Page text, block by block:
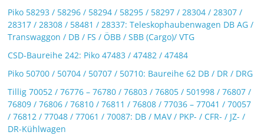
Piko 58293 / 58296 / 58294 / 58295 / 58297 / 28304 / 28307 /
28317 / 28308 / 58481 / 28337: Teleskophaubenwagen DB AG /
Transwaggon / DB / FS / ÖBB / SBB (Cargo)/ VTG
CSD-Baureihe 242: Piko 47483 / 47482 / 47484
Piko 50700 / 50704 / 50707 / 50710: Baureihe 62 DB / DR / DRG
Tillig 70052 / 76776 – 76780 / 76803 / 76805 / 501998 / 76807 /
76809 / 76806 / 76810 / 76811 / 76808 / 77036 – 77041 / 70057
/ 76812 / 77048 / 77061 / 70087: DB / MAV / PKP- / CFR- / JZ- /
DR-Kühlwagen